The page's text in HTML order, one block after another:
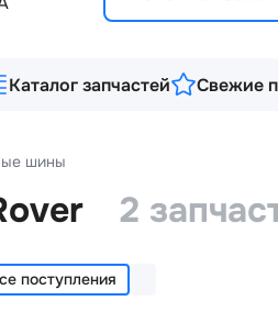
Каталог запчастей Свежие
шины
2
поступления